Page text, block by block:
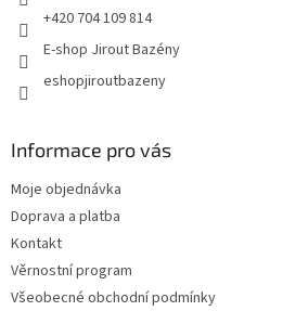
+420 704 109 814
E-shop Jirout Bazény
eshopjiroutbazeny
Informace pro vás
Moje objednávka
Doprava a platba
Kontakt
Věrnostní program
Všeobecné obchodní podmínky